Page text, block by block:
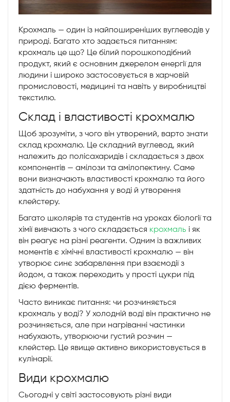
Крохмаль — один із найпоширеніших вуглеводів у
природі. Багато хто задається питанням:
крохмаль це що? Це білий порошкоподібний
продукт, який є основним джерелом енергії для
людини і широко застосовується в харчовій
промисловості, медицині та навіть у виробництві
текстилю.
Склад і властивості крохмалю
Щоб зрозуміти, з чого він утворений, варто знати
склад крохмалю. Це складний вуглевод, який
належить до полісахаридів і складається з двох
компонентів — амілози та амілопектину. Саме
вони визначають властивості крохмалю та його
здатність до набухання у воді й утворення
клейстеру.
Багато школярів та студентів на уроках біології та
хімії вивчають з чого складається крохмаль і як
він реагує на різні реагенти. Одним із важливих
моментів є хімічні властивості крохмалю — він
утворює синє забарвлення при взаємодії з
йодом, а також переходить у прості цукри під
дією ферментів.
Часто виникає питання: чи розчиняється
крохмаль у воді? У холодній воді він практично не
розчиняється, але при нагріванні частинки
набухають, утворюючи густий розчин —
клейстер. Це явище активно використовується в
кулінарії.
Види крохмалю
Сьогодні у світі застосовують різні види